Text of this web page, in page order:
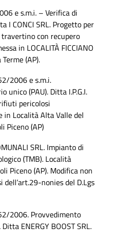
e s.m.i. – Verifica di
I CONCI SRL. Progetto per
con recupero
in LOCALITÀ FICCIANO
(AP).
2006 e s.m.i.
unico (PAU). Ditta I.P.G.I.
pericolosi
in Località Alta Valle del
Piceno (AP)
SRL. Impianto di
(TMB). Località
Piceno (AP). Modifica non
dell’art.29-nonies del D.Lgs
2006. Provvedimento
ENERGY BOOST SRL.